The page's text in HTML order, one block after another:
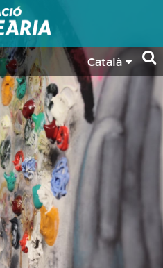
Català